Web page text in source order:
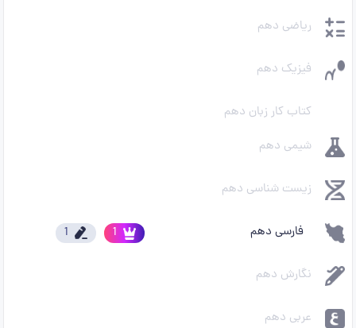
ریاضی دهم
فیزیک دهم
کتاب کار زبان دهم
شیمی دهم
زیست شناسی دهم
فارسی دهم 1
1
نگارش دهم
عربی دهم